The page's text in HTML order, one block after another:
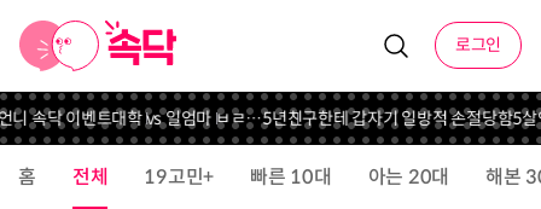
로그인
니 속닥 이벤트대학 vs 일엄마 ㅂㄹ…5년친구한테 갑자기 일방적 손절당함5살
홈 전체 19고민+ 빠른 10대 아는 20대 해본